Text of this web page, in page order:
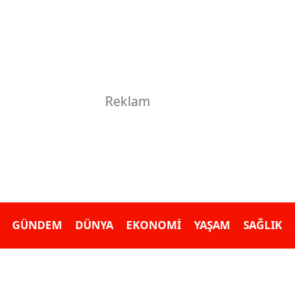
GÜNDEM DÜNYA EKONOMİ YAŞAM SAĞLIK